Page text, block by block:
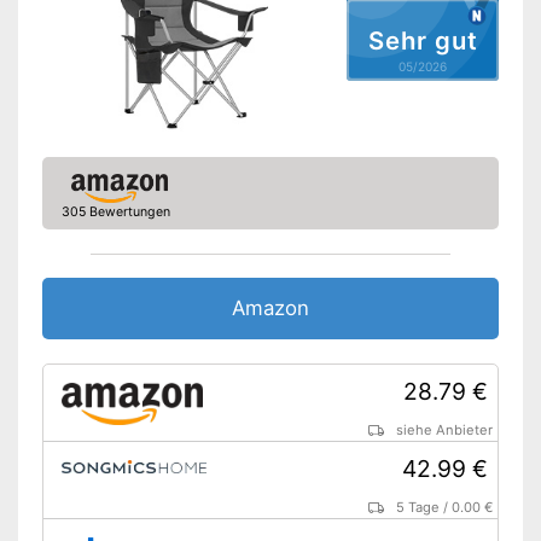
Sitzfläche gepolstert
Armlehnen
Gepolsterte Armlehne
Belastbarkeit maximal 120 kg
Rutschfeste Gummifüße
Vorteile
Stabilität sicher
Lässt sich falten
Sehr gut
05/2026
305 Bewertungen
Amazon
28.79 €
siehe Anbieter
42.99 €
5 Tage /0.00 €